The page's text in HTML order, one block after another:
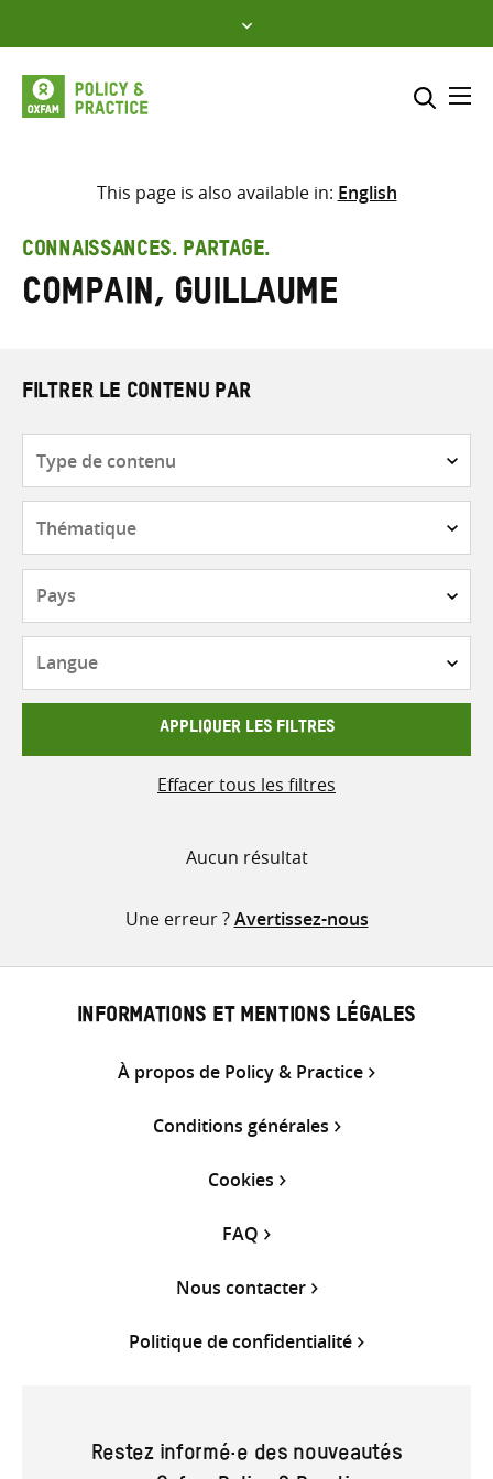
to
content
Sélectionner l’emplacement
Saisir
les
termes
This page is also available in: English
CONNAISSANCES. PARTAGE.
Compain, Guillaume
FILTRER LE CONTENU PAR
contenu
APPLIQUER LES FILTRES
Effacer tous les filtres
Aucun résultat
Une erreur ?Avertissez-nous
INFORMATIONS ET MENTIONS LÉGALES
À propos de Policy & Practice
Conditions générales
Cookies
FAQ
Nous contacter
Politique de confidentialité
Restez informé·e des nouveautés